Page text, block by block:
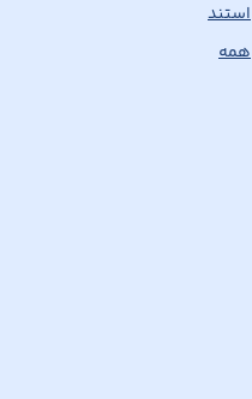
استند
همه